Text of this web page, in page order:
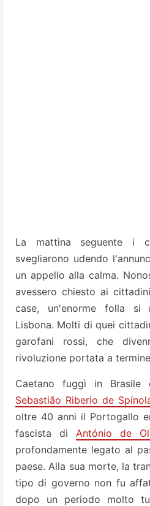
La mattina seguente i
svegliarono udendo
un appello alla calma.
avessero chiesto ai
case, un'enorme folla si
Lisbona. Molti di quei
garofani rossi, che
rivoluzione portata a
Caetano fuggì in Brasile
Sebastião Riberio de
oltre 40 anni il Portogallo
fascista di António de
profondamente legato al
paese. Alla sua morte, la
tipo di governo non fu
dopo un periodo molto